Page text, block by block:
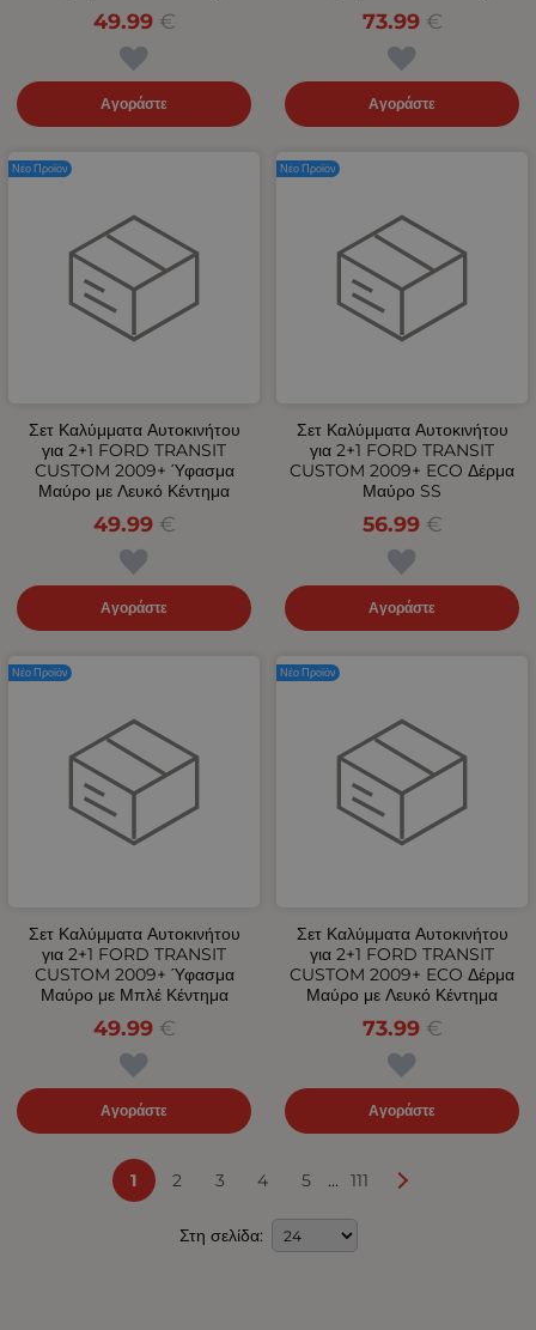
49.99 €
Αγοράστε
73.99 €
Αγοράστε
Σετ Καλύμματα Αυτοκινήτου
για 2+1 FORD TRANSIT
CUSTOM 2009+ Ύφασμα
Μαύρο με Λευκό Κέντημα
49.99 €
Αγοράστε
Νέο Προϊόν
Σετ Καλύμματα Αυτοκινήτου
για 2+1 FORD TRANSIT
CUSTOM 2009+ ECO Δέρμα
Μαύρο SS
56.99 €
Αγοράστε
Νέο Προϊόν
Σετ Καλύμματα Αυτοκινήτου
για 2+1 FORD TRANSIT
CUSTOM 2009+ Ύφασμα
Μαύρο με Μπλέ Κέντημα
49.99 €
Αγοράστε
Νέο Προϊόν
Σετ Καλύμματα Αυτοκινήτου
για 2+1 FORD TRANSIT
CUSTOM 2009+ ECO Δέρμα
Μαύρο με Λευκό Κέντημα
73.99 €
Αγοράστε
Νέο Προϊόν
1 2 3 4 5 ... 111
Στη σελίδα: